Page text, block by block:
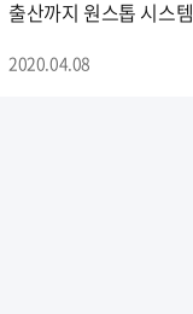
출산까지 원스톱 시스템
2020.04.08